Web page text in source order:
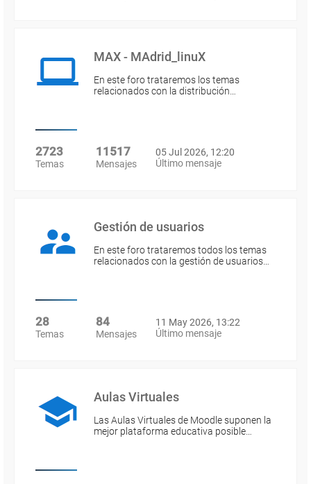
MAX - MAdrid_linuX
En este foro trataremos los temas
relacionados con la distribución…
2723
Temas
11517
Mensajes
05 Jul 2026, 12:20
Último mensaje
Gestión de usuarios
En este foro trataremos todos los temas
relacionados con la gestión de usuarios…
28
Temas
84
Mensajes
11 May 2026, 13:22
Último mensaje
Aulas Virtuales
Las Aulas Virtuales de Moodle suponen la
mejor plataforma educativa posible…